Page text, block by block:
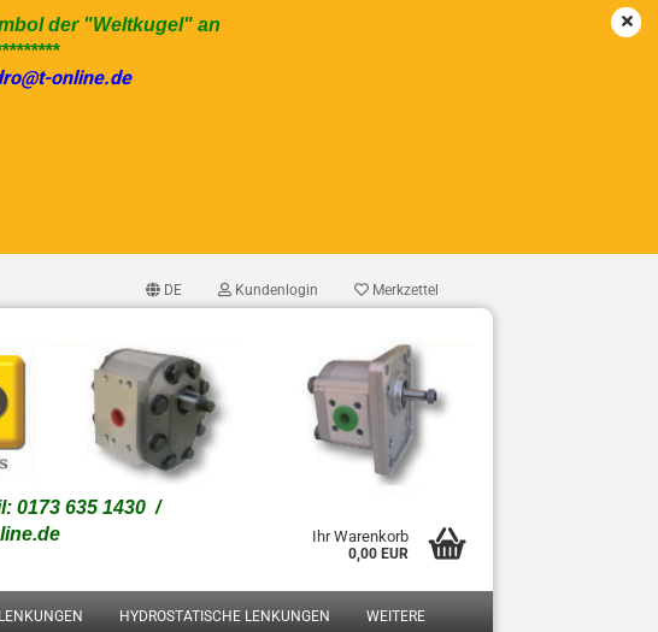
DE Kundenlogin
erstellen
Merkzettel
0173 635 1430 /
Ihr Warenkorb
0,00 EUR
der "Weltkugel" an
online.de
HYDROSTATISCHE LENKUNGEN WEITERE